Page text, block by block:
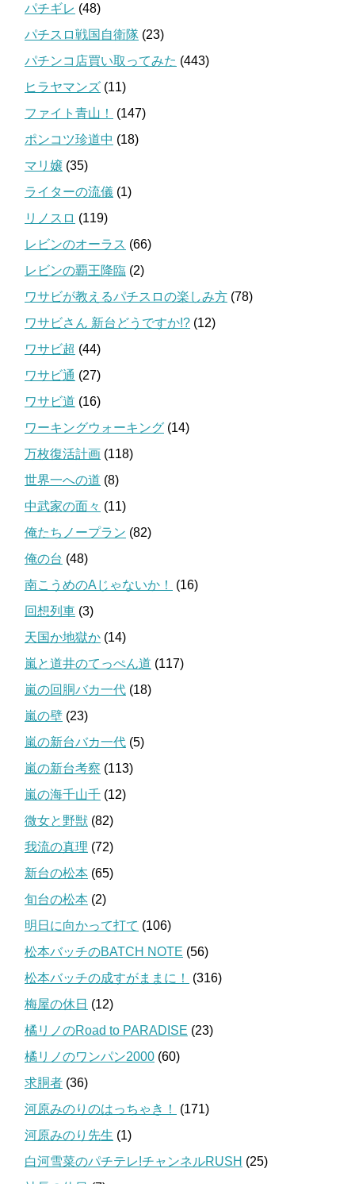
パチギレ (48)
パチスロ戦国自衛隊 (23)
パチンコ店買い取ってみた (443)
ヒラヤマンズ (11)
ファイト青山！
(147)
ポンコツ珍道中 (18)
マリ嬢 (35)
ライターの流儀 (1)
リノスロ (119)
レビンのオーラス (66)
レビンの覇王降臨 (2)
ワサビが教えるパチスロの楽しみ方 (78)
ワサビさん 新台どうですか!? (12)
ワサビ超 (44)
ワサビ通 (27)
ワサビ道 (16)
ワーキングウォーキング (14)
万枚復活計画 (118)
世界一への道 (8)
中武家の面々 (11)
俺たちノープラン (82)
俺の台 (48)
南こうめのAじゃないか！
(16)
回想列車 (3)
天国か地獄か (14)
嵐と道井のてっぺん道 (117)
嵐の回胴バカ一代 (18)
嵐の壁 (23)
嵐の新台バカ一代 (5)
嵐の新台考察 (113)
嵐の海千山千 (12)
微女と野獣 (82)
我流の真理 (72)
新台の松本 (65)
旬台の松本 (2)
明日に向かって打て (106)
松本バッチのBATCH NOTE (56)
松本バッチの成すがままに！
(316)
梅屋の休日 (12)
橘リノのRoad to PARADISE (23)
橘リノのワンパン2000 (60)
求胴者 (36)
河原みのりのはっちゃき！
(171)
河原みのり先生 (1)
白河雪菜のパチテレ!チャンネルRUSH (25)